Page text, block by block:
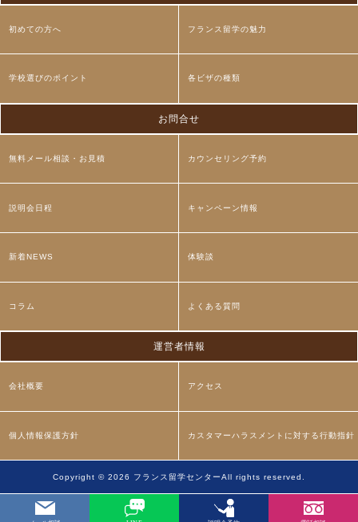
初めての方へ フランス留学の魅力
学校選びのポイント 各ビザの種類
お問合せ
無料メール相談・お見積 カウンセリング予約
説明会日程 キャンペーン情報
新着NEWS 体験談
コラム よくある質問
運営者情報
会社概要 アクセス
個人情報保護方針 カスタマーハラスメントに対する行動指針
Copyright © 2026 フランス留学センターAll rights reserved.